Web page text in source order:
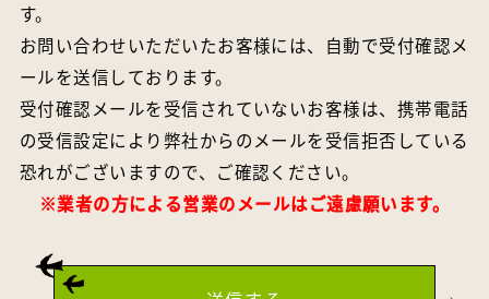
す。
お問い合わせいただいたお客様には、自動で受付確認メ
ールを送信しております。
受付確認メールを受信されていないお客様は、携帯電話
の受信設定により弊社からのメールを受信拒否している
恐れがございますので、ご確認ください。
※業者の方による営業のメールはご遠慮願います。